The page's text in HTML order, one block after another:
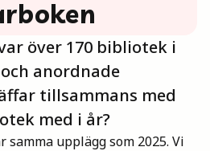
över 170 bibliotek i
anordnade
tillsammans med
med i år?
samma upplägg som 2025. Vi